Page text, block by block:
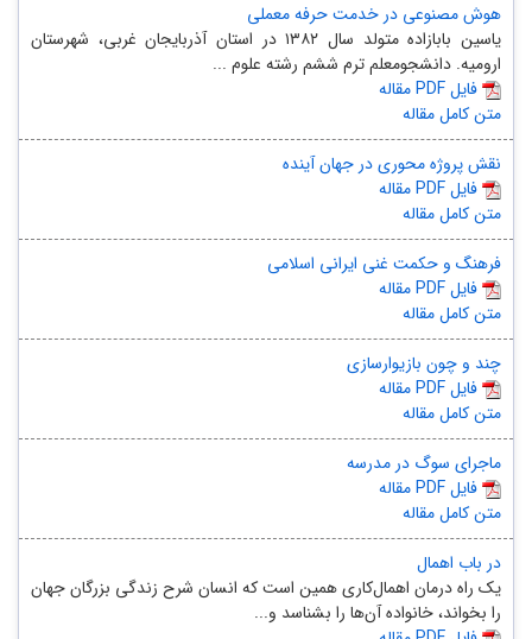
هوش مصنوعی در خدمت حرفه معملی
یاسین بابازاده متولد سال ۱۳۸۲ در استان آذربایجان غربی، شهرستان
ارومیه. دانشجومعلم ترم ششم رشته علوم ...
مقاله PDF فایل
متن کامل مقاله
نقش پروژه محوری در جهان آینده
مقاله PDF فایل
متن کامل مقاله
فرهنگ و حکمت غنی ایرانی اسلامی
مقاله PDF فایل
متن کامل مقاله
چند و چون بازیوارسازی
مقاله PDF فایل
متن کامل مقاله
ماجرای سوگ در مدرسه
مقاله PDF فایل
متن کامل مقاله
در باب اهمال
یک راه درمان اهمال‌کاری همین است که انسان شرح زندگی بزرگان جهان
را بخواند، خانواده آن‌ها را بشناسد و...